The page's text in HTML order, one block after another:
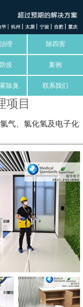
理 除四害
疫 案例
除臭 联系我们
项目
气、氯化氢及电子化